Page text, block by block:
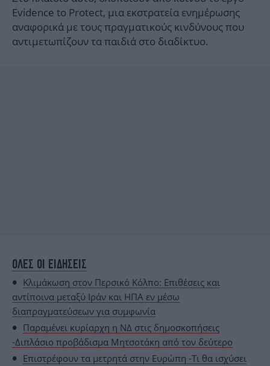
Evidence to Protect, μια εκστρατεία ενημέρωσης
αναφορικά με τους πραγματικούς κινδύνους που
αντιμετωπίζουν τα παιδιά στο διαδίκτυο.
ΟΛΕΣ ΟΙ ΕΙΔΗΣΕΙΣ
Κλιμάκωση στον Περσικό Κόλπο: Επιθέσεις και
αντίποινα μεταξύ Ιράν και ΗΠΑ εν μέσω
διαπραγματεύσεων για συμφωνία
Παραμένει κυρίαρχη η ΝΔ στις δημοσκοπήσεις
-Διπλάσιο προβάδισμα Μητσοτάκη από τον δεύτερο
Επιστρέφουν τα μετρητά στην Ευρώπη -Τι θα ισχύσει